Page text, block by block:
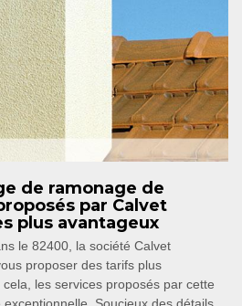
de ramonage de
par Calvet
plus avantageux
le 82400, la société Calvet
proposer des tarifs plus
les services proposés par cette